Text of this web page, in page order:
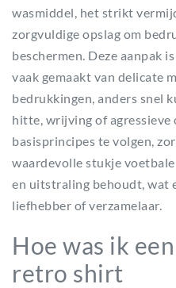
wasmiddel, het strikt
zorgvuldige opslag om
beschermen. Deze aanpak
vaak gemaakt van delicate
bedrukkingen, anders snel
hitte, wrijving of agressieve
basisprincipes te volgen,
waardevolle stukje
en uitstraling behoudt, wat
liefhebber of verzamelaar.
Hoe was ik
retro shirt